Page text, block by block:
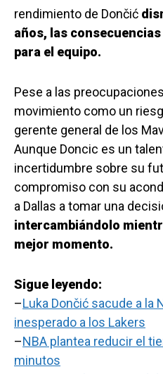
rendimiento de Dončić
años, las
para el equipo.
Pese a las
movimiento como un
gerente general de los
Aunque Doncic es un
incertidumbre sobre su
compromiso con su
a Dallas a tomar una
intercambiándolo
mejor momento.
Sigue leyendo:
–Luka Dončić sacude a la
inesperado a los Lakers
–NBA plantea reducir el
minutos